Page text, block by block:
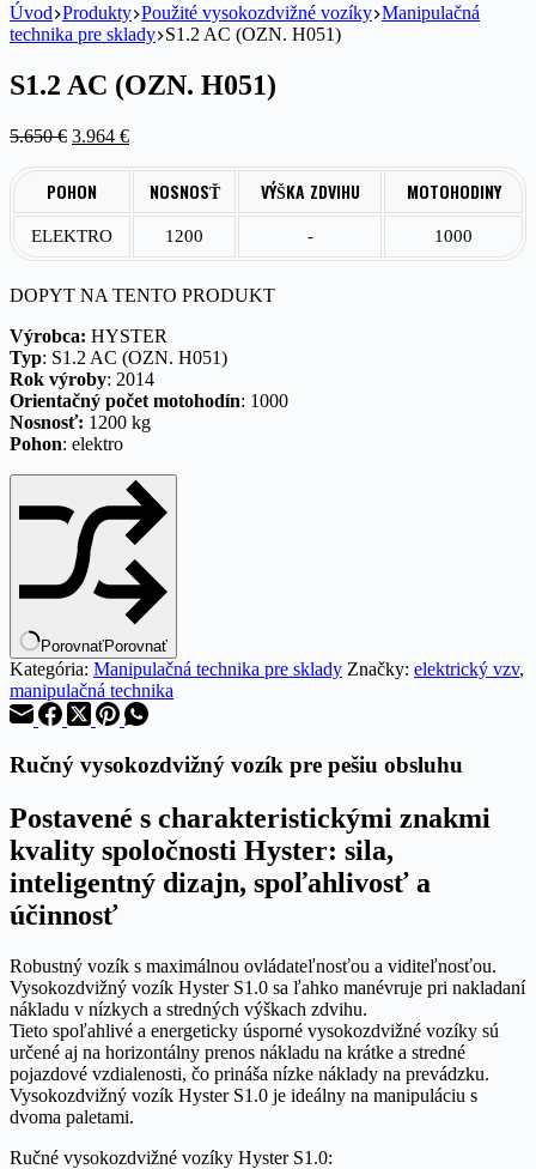
Úvod Produkty Použité vysokozdvižné vozíky Manipulačná
technika pre sklady S1.2 AC (OZN. H051)
S1.2 AC (OZN. H051)
5.650€ Pôvodná
5.650 €.
3.964 €Aktuálna
3.964 €.
POHON NOSNOSŤ VÝŠKA ZDVIHU MOTOHODINY
ELEKTRO 1200 - 1000
DOPYT NA TENTO PRODUKT
Výrobca: HYSTER
Typ: S1.2 AC (OZN. H051)
Rok výroby: 2014
Orientačný počet motohodín: 1000
Nosnosť: 1200 kg
Pohon: elektro
PorovnaťPorovnať
Kategória: Manipulačná technika pre sklady Značky: elektrický vzv,
manipulačná technika
Ručný vysokozdvižný vozík pre pešiu obsluhu
Postavené s charakteristickými znakmi
kvality spoločnosti Hyster: sila,
inteligentný dizajn, spoľahlivosť a
účinnosť
Robustný vozík s maximálnou ovládateľnosťou a viditeľnosťou.
Vysokozdvižný vozík Hyster S1.0 sa ľahko manévruje pri nakladaní
nákladu v nízkych a stredných výškach zdvihu.
Tieto spoľahlivé a energeticky úsporné vysokozdvižné vozíky sú
určené aj na horizontálny prenos nákladu na krátke a stredné
pojazdové vzdialenosti, čo prináša nízke náklady na prevádzku.
Vysokozdvižný vozík Hyster S1.0 je ideálny na manipuláciu s
dvoma paletami.
Ručné vysokozdvižné vozíky Hyster S1.0: